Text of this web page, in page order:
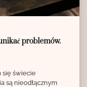
problemów.
się świecie
są nieodłącznym